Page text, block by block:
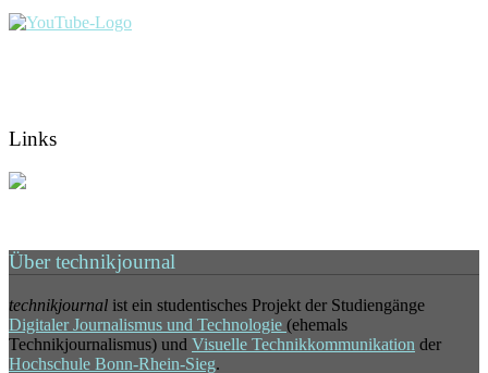
Links
Über technikjournal
technikjournal ist ein studentisches Projekt der Studiengänge
Digitaler Journalismus und Technologie (ehemals
Technikjournalismus) und Visuelle Technikkommunikation der
Hochschule Bonn-Rhein-Sieg.